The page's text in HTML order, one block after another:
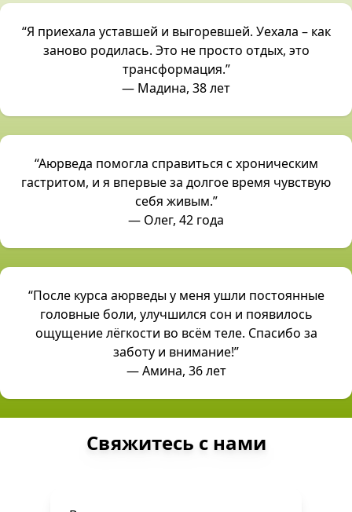
“Я приехала уставшей и выгоревшей. Уехала – как
заново родилась. Это не просто отдых, это
трансформация.”
— Мадина, 38 лет
“Аюрведа помогла справиться с хроническим
гастритом, и я впервые за долгое время чувствую
себя живым.”
— Олег, 42 года
“После курса аюрведы у меня ушли постоянные
головные боли, улучшился сон и появилось
ощущение лёгкости во всём теле. Спасибо за
заботу и внимание!”
— Амина, 36 лет
Свяжитесь с нами